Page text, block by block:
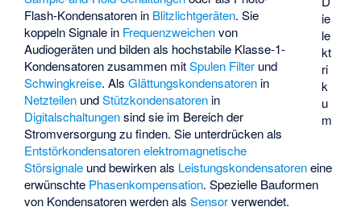
ie
le
kt
ri
k
u
m
Flash-Kondensatoren in Blitzlichtgeräten. Sie
koppeln Signale in Frequenzweichenvon
Audiogeräten und bilden als hochstabile Klasse-1-
Kondensatoren zusammen mitSpulen Filter und
Schwingkreise. AlsGlättungskondensatoren in
Netzteilen undStützkondensatoren in
Digitalschaltungensind sie im Bereich der
Stromversorgung zu finden. Sie unterdrücken als
Entstörkondensatoren elektromagnetische
Störsignale und bewirken als Leistungskondensatoreneine
erwünschte Phasenkompensation. Spezielle Bauformen
von Kondensatoren werden alsSensorverwendet.